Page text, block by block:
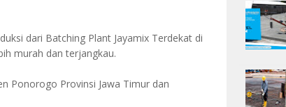
dari Batching Plant Jayamix Terdekat di
murah dan terjangkau.
Ponorogo Provinsi Jawa Timur dan